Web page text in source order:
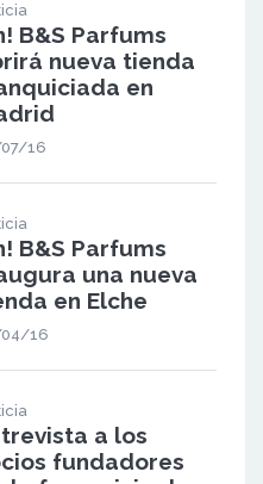
B&S Parfums
nueva tienda
en
16
B&S Parfums
una nueva
en Elche
16
a los
fundadores